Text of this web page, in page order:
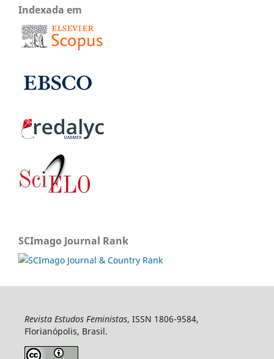
Indexada em
SCImago Journal Rank
Revista Estudos Feministas, ISSN 1806-9584,
Florianópolis, Brasil.